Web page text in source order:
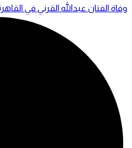
وفاة الفنان عبدالله القرني في